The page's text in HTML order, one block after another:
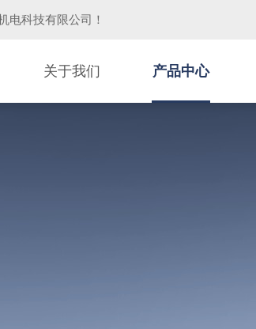
电科技有限公司 ！
关于我们 产品中心